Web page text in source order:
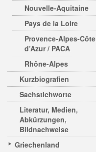
Nouvelle-Aquitaine
Pays de la Loire
Provence-Alpes-Côte
d’Azur / PACA
Rhône-Alpes
Kurzbiografien
Sachstichworte
Literatur, Medien,
Abkürzungen,
Bildnachweise
Griechenland